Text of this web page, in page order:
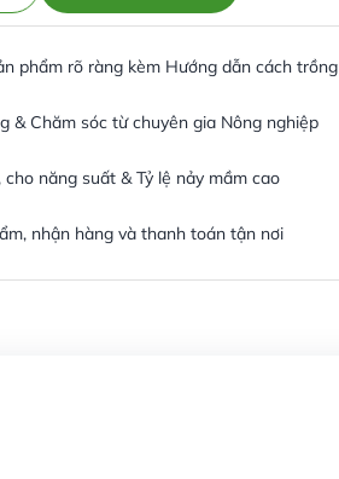
phẩm rõ ràng kèm Hướng dẫn cách trồng
& Chăm sóc từ chuyên gia Nông nghiệp
năng suất & Tỷ lệ nảy mầm cao
nhận hàng và thanh toán tận nơi